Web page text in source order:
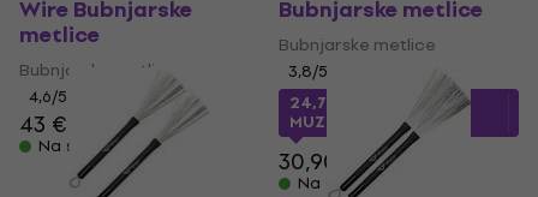
Wire Bubnjarske
metlice
Bubnjarske metlice
4,6/5
43 €
Na skladištu
Bubnjarske metlice
Bubnjarske metlice
3,8/5
24,77 €
s kodom
MUZMUZ-15
30,90 €
Na skladištu